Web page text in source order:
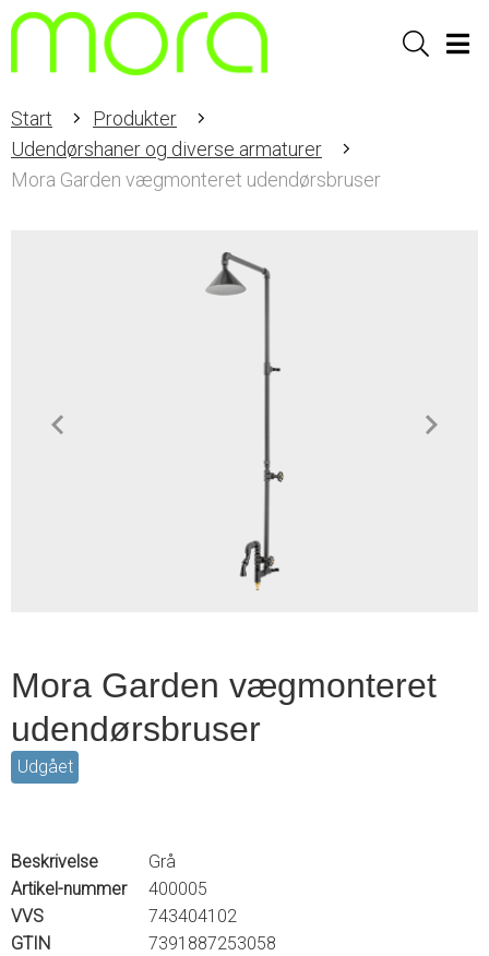
Sök
Start
Produkter
Udendørshaner og diverse armaturer
Mora Garden vægmonteret udendørsbruser
Mora Garden vægmonteret
udendørsbruser
Udgået
Beskrivelse
Grå
Artikel-nummer
400005
VVS
743404102
GTIN
7391887253058